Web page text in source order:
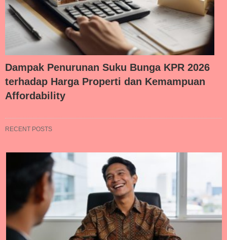
Dampak Penurunan Suku Bunga KPR 2026
terhadap Harga Properti dan Kemampuan
Affordability
RECENT POSTS